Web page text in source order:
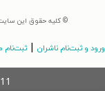
© کلیه حقوق این
ورود و ثبت‌نام ناشران ثبت‌نام